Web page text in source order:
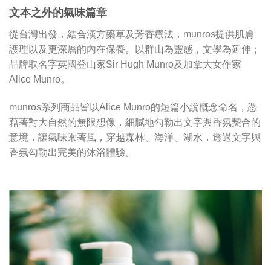
文本之外的氣味篇章
從台灣出發，結合漢方藥草及芳香療法，munros提供肌膚
護理以及更深層的內在保養。以群山為靈感，文學為延伸；
品牌取名字英國登山家Sir Hugh Munro及加拿大女作家
Alice Munro。
munros系列商品皆以Alice Munro的短篇小說概念命名，憑
藉著對大自然的無限想像，細膩地勾勒出文字與香氛契合的
意境，讓氣味乘著風，穿越森林、海洋、湖水，透過文字與
香氛勾勒出完美的沐浴體驗。